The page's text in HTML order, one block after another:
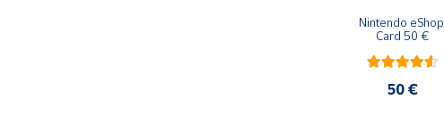
Nintendo eShop
Card 50 €
50 €